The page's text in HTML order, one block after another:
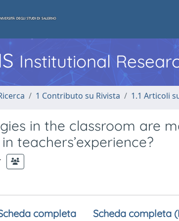
Institutional
1 Contributo su Rivista 1.1 Articoli
in the classroom are
teachers’experience?
completa Scheda completa